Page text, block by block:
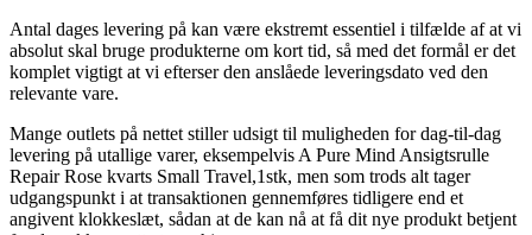
Antal dages levering på kan være ekstremt essentiel i tilfælde af at vi
absolut skal bruge produkterne om kort tid, så med det formål er det
komplet vigtigt at vi efterser den anslåede leveringsdato ved den
relevante vare.
Mange outlets på nettet stiller udsigt til muligheden for dag-til-dag
levering på utallige varer, eksempelvis A Pure Mind Ansigtsrulle
Repair Rose kvarts Small Travel,1stk, men som trods alt tager
udgangspunkt i at transaktionen gennemføres tidligere end et
angivent klokkeslæt, sådan at de kan nå at få dit nye produkt betjent